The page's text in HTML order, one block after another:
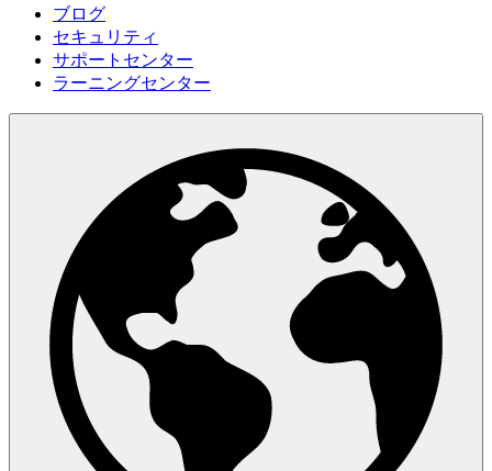
ブログ
セキュリティ
サポートセンター
ラーニングセンター